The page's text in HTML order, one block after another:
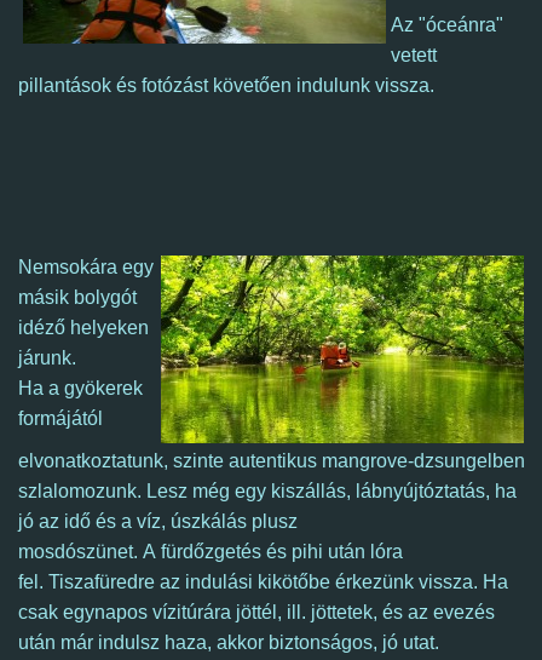
Az "óceánra"
vetett
pillantások és fotózást követően indulunk vissza.
Nemsokára egy
másik bolygót
idéző helyeken
járunk.
Ha a gyökerek
formájától
elvonatkoztatunk, szinte autentikus mangrove-dzsungelben
szlalomozunk. Lesz még egy kiszállás, lábnyújtóztatás, ha
jó az idő és a víz, úszkálás plusz
mosdószünet. A fürdőzgetés és pihi után lóra
fel. Tiszafüredre az indulási kikötőbe érkezünk vissza. Ha
csak egynapos vízitúrára jöttél, ill. jöttetek, és az evezés
után már indulsz haza, akkor biztonságos, jó utat.